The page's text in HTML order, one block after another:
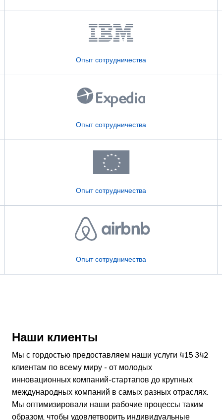
Опыт сотрудничества
Опыт сотрудничества
Опыт сотрудничества
Опыт сотрудничества
Наши клиенты
Мы с гордостью предоставляем наши услуги 415 342
клиентам по всему миру - от молодых
инновационных компаний-стартапов до крупных
международных компаний в самых разных отраслях.
Мы оптимизировали наши рабочие процессы таким
образом, чтобы удовлетворить индивидуальные